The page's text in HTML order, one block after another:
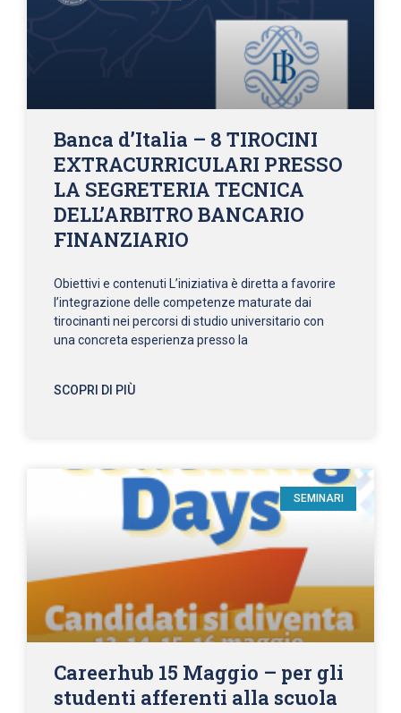
Banca d’Italia – 8 TIROCINI
EXTRACURRICULARI PRESSO
LA SEGRETERIA TECNICA
DELL’ARBITRO BANCARIO
FINANZIARIO
Obiettivi e contenuti L’iniziativa è diretta a favorire
l’integrazione delle competenze maturate dai
tirocinanti nei percorsi di studio universitario con
una concreta esperienza presso la
SCOPRI DI PIÙ
SEMINARI
Careerhub 15 Maggio – per gli
studenti afferenti alla scuola